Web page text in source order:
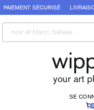
PAIEMENT SÉCURISÉ
SE
0